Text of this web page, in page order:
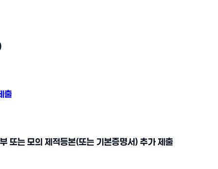
출
또는 모의 제적등본(또는 기본증명서) 추가 제출